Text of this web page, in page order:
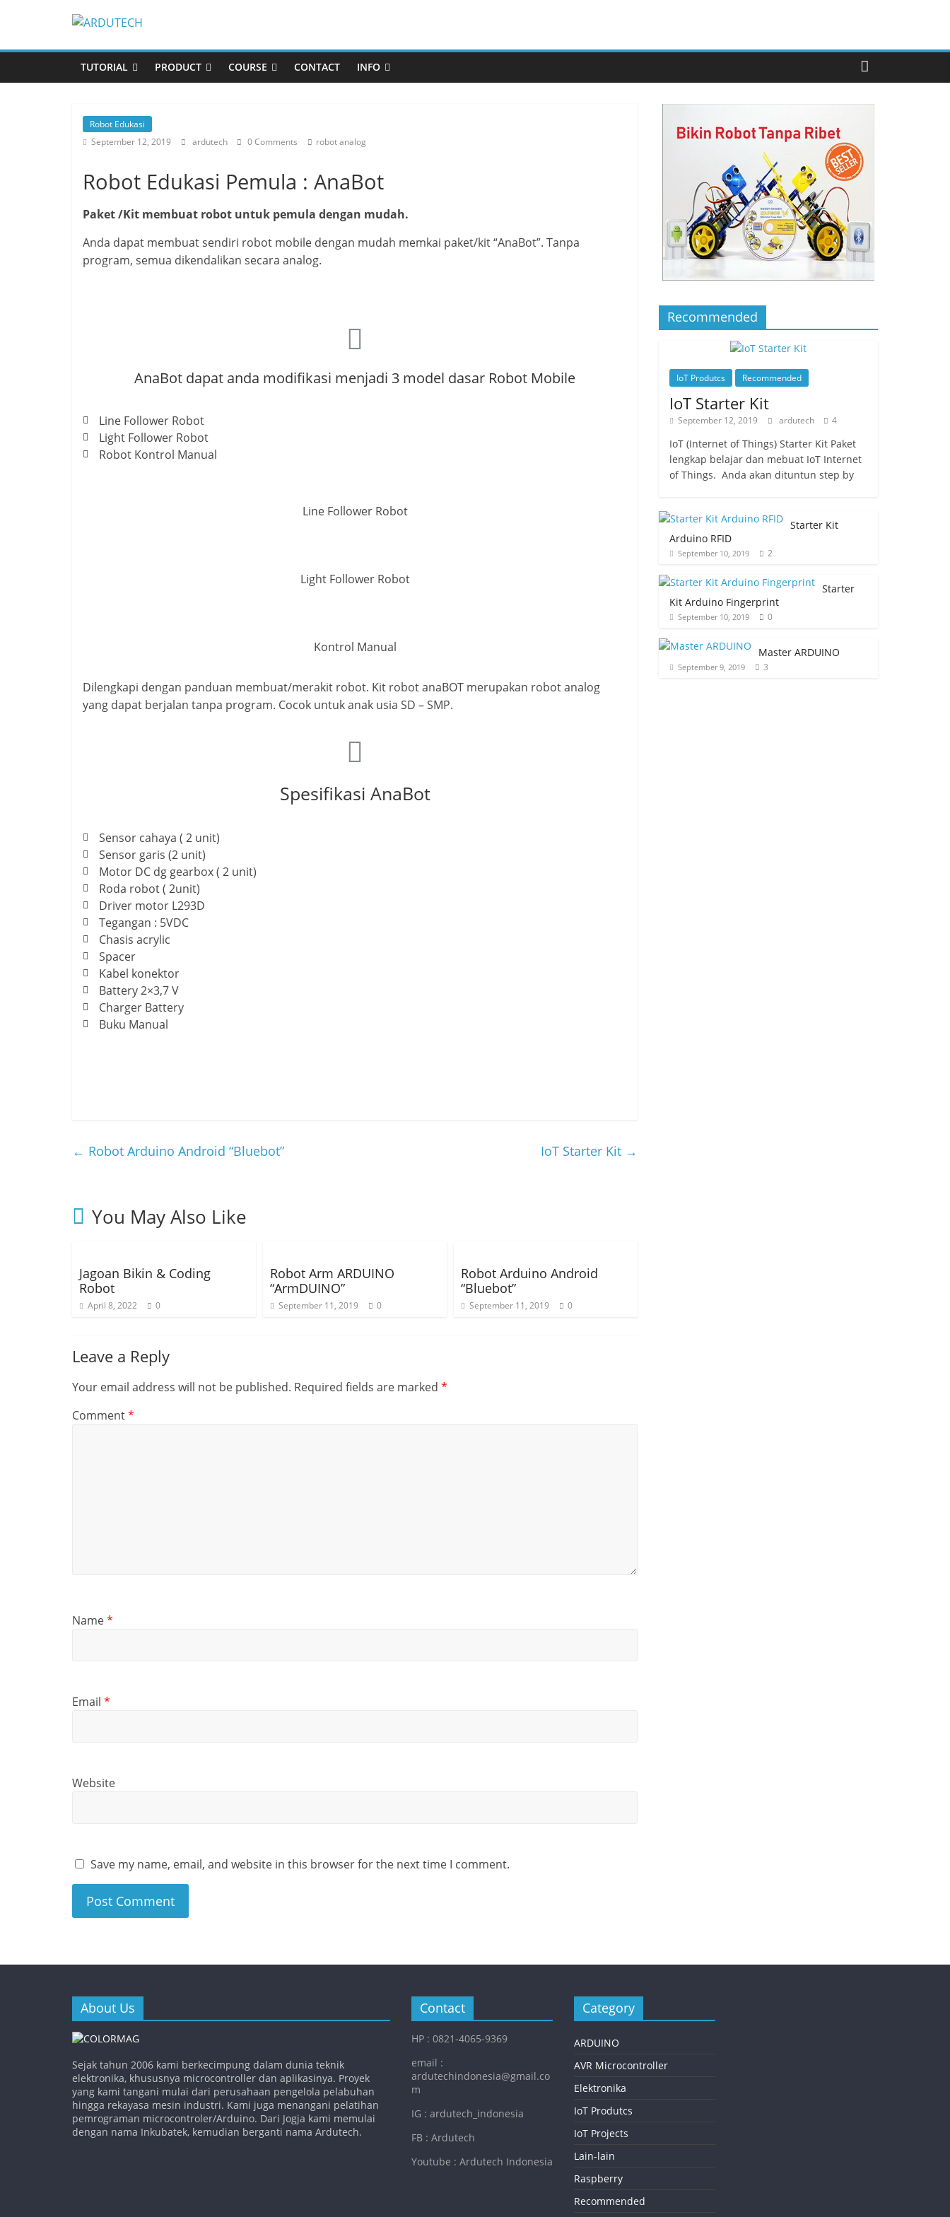
TUTORIAL PRODUCT COURSE CONTACT INFO
Robot Edukasi
September 12, 2019
ardutech 0 Comments robot analog
Robot Edukasi Pemula : AnaBot
Paket /Kit membuat robot untuk pemula dengan mudah.
Anda dapat membuat sendiri robot mobile dengan mudah memkai paket/kit “AnaBot”. Tanpa
program, semua dikendalikan secara analog.
AnaBot dapat anda modifikasi menjadi 3 model dasar Robot Mobile
Line Follower Robot
Light Follower Robot
Robot Kontrol Manual
Line Follower Robot
Light Follower Robot
Kontrol Manual
Dilengkapi dengan panduan membuat/merakit robot. Kit robot anaBOT merupakan robot analog
yang dapat berjalan tanpa program. Cocok untuk anak usia SD – SMP.
Spesifikasi AnaBot
Sensor cahaya ( 2 unit)
Sensor garis (2 unit)
Motor DC dg gearbox ( 2 unit)
Roda robot ( 2unit)
Driver motor L293D
Tegangan : 5VDC
Chasis acrylic
Spacer
Kabel konektor
Battery 2×3,7 V
Charger Battery
Buku Manual
← Robot Arduino Android “Bluebot” IoT Starter Kit →
You May Also Like
Jagoan Bikin & Coding
Robot
April 8, 2022 0
Robot Arm ARDUINO
“ArmDUINO”
September 11, 2019 0
Robot Arduino Android
“Bluebot”
September 11, 2019 0
Leave a Reply
Your email address will not be published. Required fields are marked *
Comment*
Name*
Email *
Website
Save my name, email, and website in this browser for the next time I comment.
Recommended
IoT Produtcs Recommended
IoT Starter Kit
September 12, 2019 ardutech 4
IoT (Internet of Things) Starter Kit Paket
lengkap belajar dan mebuat IoT Internet
of Things. Anda akan dituntun step by
Starter Kit
Arduino RFID
September 10, 2019 2
Starter
Kit Arduino Fingerprint
September 10, 2019 0
Master ARDUINO
September 9, 2019 3
About Us
Sejak tahun 2006 kami berkecimpung dalam dunia teknik
elektronika, khususnya microcontroller dan aplikasinya. Proyek
yang kami tangani mulai dari perusahaan pengelola pelabuhan
hingga rekayasa mesin industri. Kami juga menangani pelatihan
pemrograman microcontroler/Arduino. Dari Jogja kami memulai
dengan nama Inkubatek, kemudian berganti nama Ardutech.
Contact
HP : 0821-4065-9369
email :
ardutechindonesia@gmail.co
m
IG : ardutech_indonesia
FB : Ardutech
Youtube : Ardutech Indonesia
Category
ARDUINO
AVR Microcontroller
Elektronika
IoT Produtcs
IoT Projects
Lain-lain
Raspberry
Recommended